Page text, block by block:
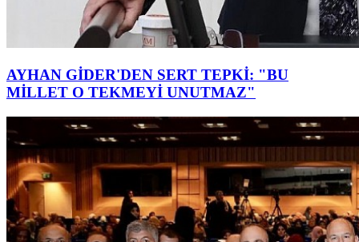
AYHAN GİDER'DEN SERT TEPKİ: "BU
MİLLET O TEKMEYİ UNUTMAZ"